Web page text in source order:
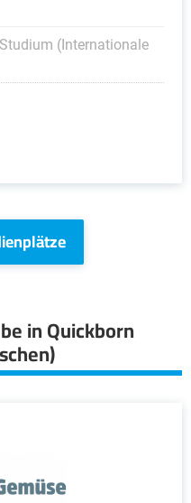
(Internationale
in Quickborn